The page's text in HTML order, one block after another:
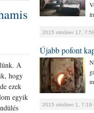
A
hogy
ezek
egyik
2015 október 17,
Újabb pofont
2015 október 1, 7:19